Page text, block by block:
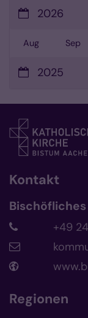
2026
Aug Sep
2025
Kontakt
+49
Regionen